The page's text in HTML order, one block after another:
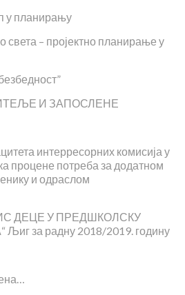
у планирању
– пројектно планирање у
И ЗАПОСЛЕНЕ
интерресорних комисија у
процене потреба за додатном
и одраслом
ДЕЦЕ У ПРЕДШКОЛСКУ
за радну 2018/2019. годину